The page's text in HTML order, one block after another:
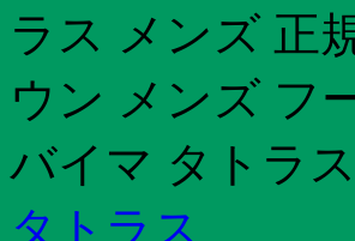
ラス メンズ 正
ウン メンズ フ
バイマ タトラ
タトラス